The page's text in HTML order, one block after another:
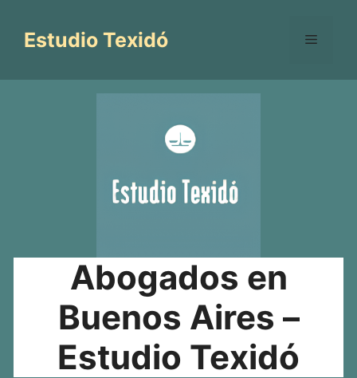
contenido
Estudio Texidó Menú
Abogados en
Buenos Aires –
Estudio Texidó